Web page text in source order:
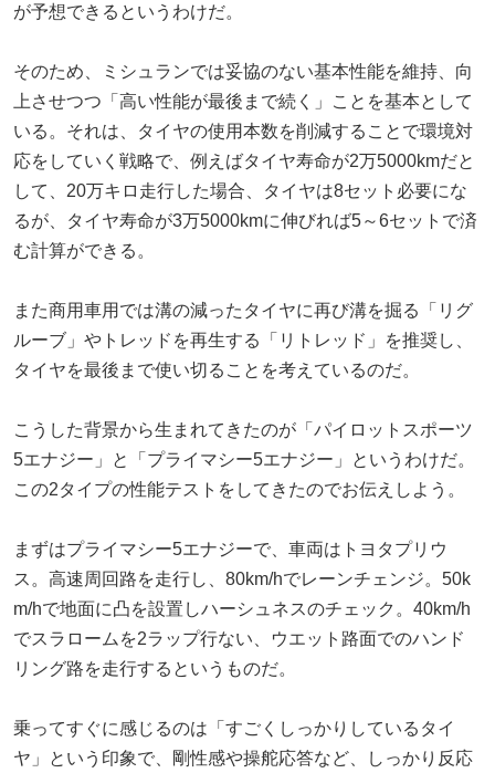
が予想できるというわけだ。
そのため、ミシュランでは妥協のない基本性能を維持、向
上させつつ「高い性能が最後まで続く」ことを基本として
いる。それは、タイヤの使用本数を削減することで環境対
応をしていく戦略で、例えばタイヤ寿命が2万5000kmだと
して、20万キロ走行した場合、タイヤは8セット必要にな
るが、タイヤ寿命が3万5000kmに伸びれば5～6セットで済
む計算ができる。
また商用車用では溝の減ったタイヤに再び溝を掘る「リグ
ルーブ」やトレッドを再生する「リトレッド」を推奨し、
タイヤを最後まで使い切ることを考えているのだ。
こうした背景から生まれてきたのが「パイロットスポーツ
5エナジー」と「プライマシー5エナジー」というわけだ。
この2タイプの性能テストをしてきたのでお伝えしよう。
まずはプライマシー5エナジーで、車両はトヨタプリウ
ス。高速周回路を走行し、80km/hでレーンチェンジ。50k
m/hで地面に凸を設置しハーシュネスのチェック。40km/h
でスラロームを2ラップ行ない、ウエット路面でのハンド
リング路を走行するというものだ。
乗ってすぐに感じるのは「すごくしっかりしているタイ
ヤ」という印象で、剛性感や操舵応答など、しっかり反応